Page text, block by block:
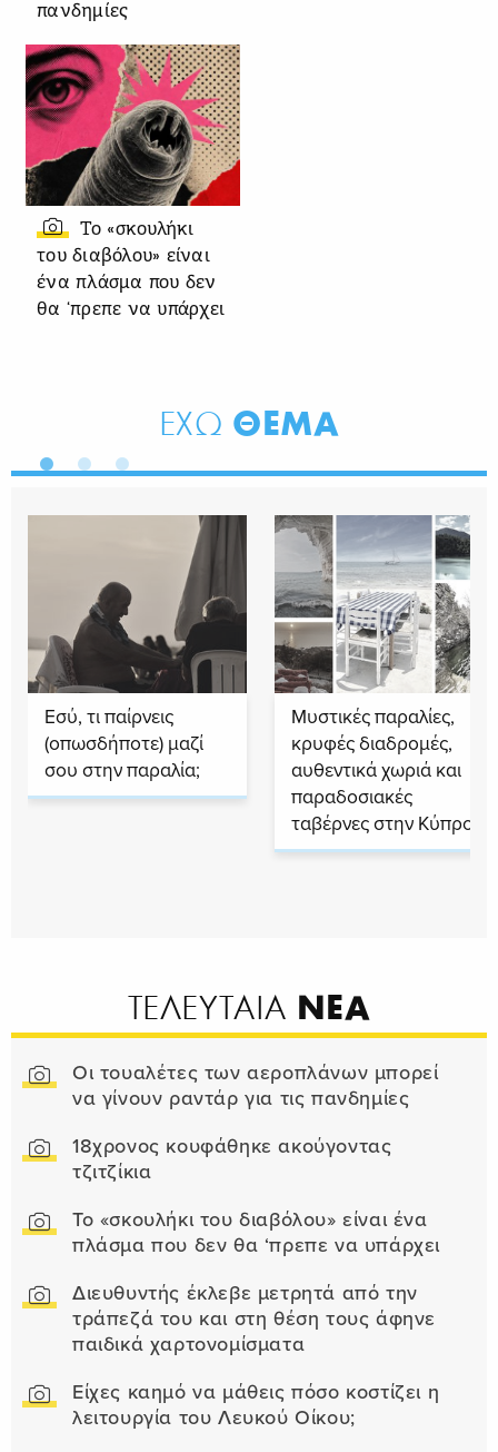
πανδημίες
Το «σκουλήκι
του διαβόλου» είναι
ένα πλάσμα που δεν
θα ‘πρεπε να υπάρχει
ΕΧΩ ΘΕΜΑ
Εσύ, τι παίρνεις
(οπωσδήποτε) μαζί
σου στην παραλία;
Μυστικές παραλίες,
κρυφές διαδρομές,
αυθεντικά χωριά και
παραδοσιακές
ταβέρνες στην Κύπρο
ΤΕΛΕΥΤΑΙΑ ΝΕΑ
Οι τουαλέτες των αεροπλάνων μπορεί
να γίνουν ραντάρ για τις πανδημίες
18χρονος κουφάθηκε ακούγοντας
τζιτζίκια
Το «σκουλήκι του διαβόλου» είναι ένα
πλάσμα που δεν θα ‘πρεπε να υπάρχει
Διευθυντής έκλεβε μετρητά από την
τράπεζά του και στη θέση τους άφηνε
παιδικά χαρτονομίσματα
Είχες καημό να μάθεις πόσο κοστίζει η
λειτουργία του Λευκού Οίκου;